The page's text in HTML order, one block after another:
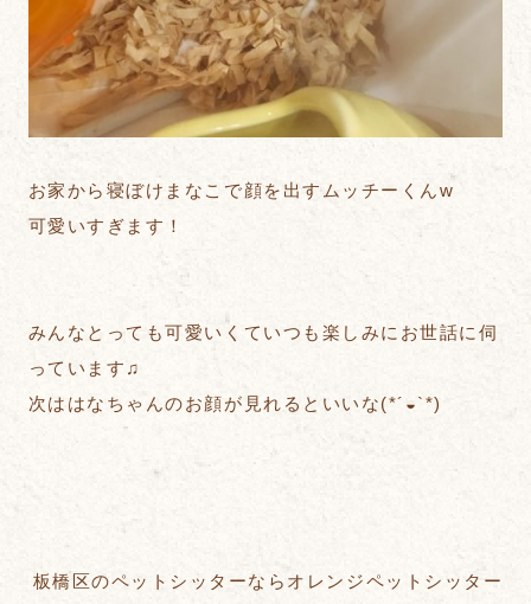
お家から寝ぼけまなこで顔を出すムッチーくんw
可愛いすぎます！
みんなとっても可愛いくていつも楽しみにお世話に伺
っています♫
次ははなちゃんのお顔が見れるといいな(*´◒`*)
板橋区のペットシッターならオレンジペットシッター